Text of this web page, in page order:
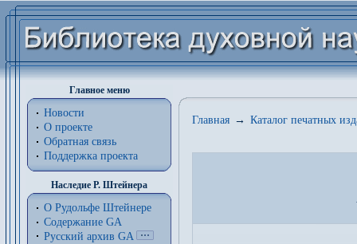
Главное меню
Новости
О проекте
Обратная связь
Поддержка проекта
Наследие Р. Штейнера
О Рудольфе Штейнере
Содержание GA
Русский архив GA
Главная → Каталог печатных